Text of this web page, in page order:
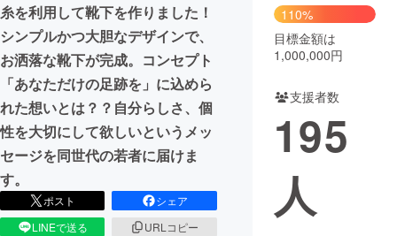
CAMPFIRE for Social Good
CAMPFIRE Creation
CAMPFIREふるさと納税machi-ya コミュニティ
糸を利用して靴下を作りました！
シンプルかつ大胆なデザインで、
お洒落な靴下が完成。コンセプト
「あなただけの足跡を」に込めら
れた想いとは？？自分らしさ、個
性を大切にして欲しいというメッ
セージを同世代の若者に届けま
す。
ポスト
シェア
LINEで送る
URLコピー
110%
目標金額は
1,000,000円
支援者数
195
人